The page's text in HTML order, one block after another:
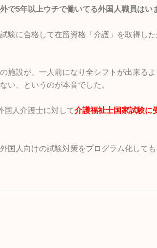
で5年以上ウチで働いてる外国人職員はい
験に合格して在留資格「介護」を取得し
施設が、一人前になり全シフトが出来る
い、というのが本音でした。
国人介護士に対して介護福祉士国家試験に
国人向けの試験対策をプログラム化して